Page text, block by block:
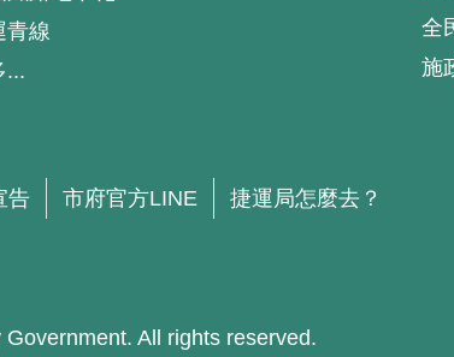
青線
...
全
施
告 市府官方LINE 捷運局怎麼去？
All rights reserved.